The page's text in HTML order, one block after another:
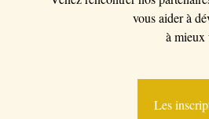
vous aider à
à mieux
Les